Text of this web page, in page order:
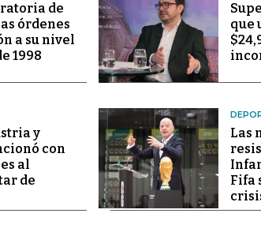
de
órdenes
a su nivel
1998
que
y
con
al
de
Las
Fifa